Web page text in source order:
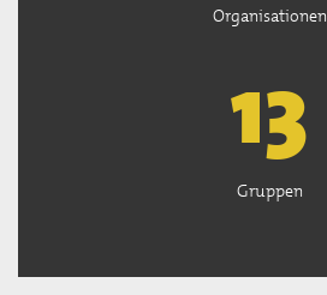
Organisationen
13
Gruppen